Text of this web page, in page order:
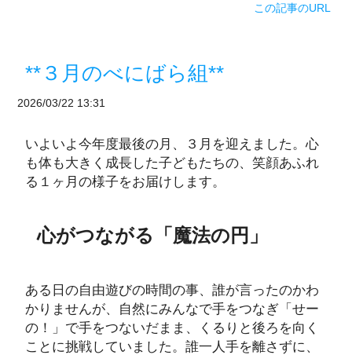
この記事のURL
**３月のべにばら組**
2026/03/22 13:31
いよいよ今年度最後の月、３月を迎えました。心
も体も大きく成長した子どもたちの、笑顔あふれ
る１ヶ月の様子をお届けします。
心がつながる「魔法の円」
ある日の自由遊びの時間の事、誰が言ったのかわ
かりませんが、自然にみんなで手をつなぎ「せー
の！」で手をつないだまま、くるりと後ろを向く
ことに挑戦していました。誰一人手を離さずに、